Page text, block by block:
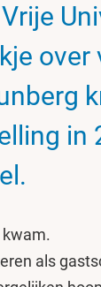
over
in
kwam.
als